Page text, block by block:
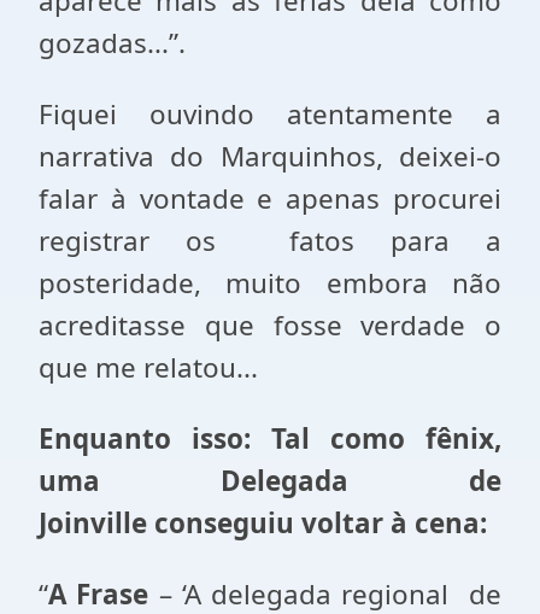
gozadas...”.
Fiquei ouvindo atentamente a
narrativa do Marquinhos, deixei-o
falar à vontade e apenas procurei
registrar os fatos para a
posteridade, muito embora não
acreditasse que fosse verdade o
que me relatou...
Enquanto isso: Tal como fênix,
uma Delegada de
Joinville conseguiu voltar à cena:
“A Frase – ‘A delegada regional de